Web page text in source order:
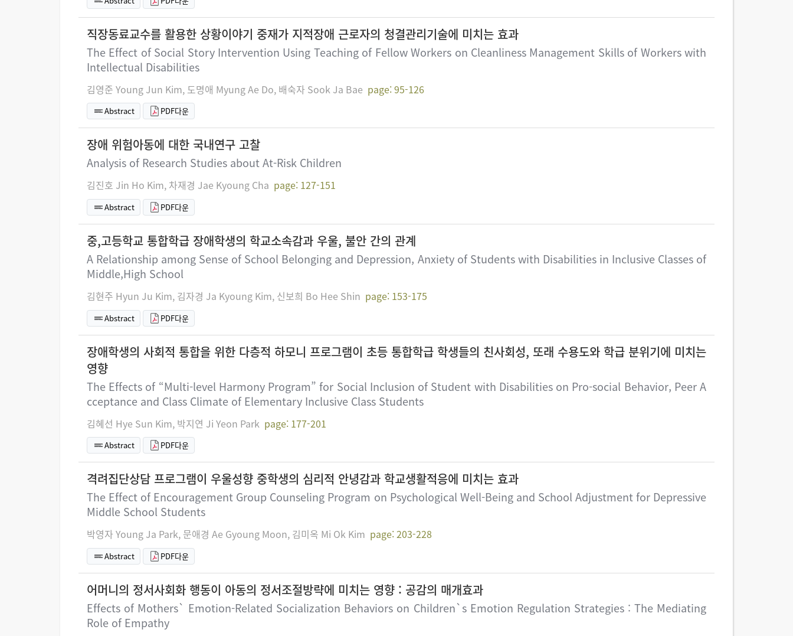
직장동료교수를 활용한 상황이야기 중재가 지적장애 근로자의 청결관리기술에 미치는 효과
The Effect of Social Story Intervention Using Teaching of Fellow Workers on Cleanliness Management Skills of Workers with
Intellectual Disabilities
김영준 Young Jun Kim, 도명애 Myung Ae Do, 배숙자 Sook Ja Bae page: 95-126
Abstract PDF다운
장애 위험아동에 대한 국내연구 고찰
Analysis of Research Studies about At-Risk Children
김진호 Jin Ho Kim, 차재경 Jae Kyoung Cha page: 127-151
Abstract PDF다운
중,고등학교 통합학급 장애학생의 학교소속감과 우울, 불안 간의 관계
A Relationship among Sense of School Belonging and Depression, Anxiety of Students with Disabilities in Inclusive Classes of
Middle,High School
김현주 Hyun Ju Kim, 김자경 Ja Kyoung Kim, 신보희 Bo Hee Shin page: 153-175
Abstract PDF다운
장애학생의 사회적 통합을 위한 다층적 하모니 프로그램이 초등 통합학급 학생들의 친사회성, 또래 수용도와 학급 분위기에 미치는
영향
The Effects of “Multi-level Harmony Program” for Social Inclusion of Student with Disabilities on Pro-social Behavior, Peer A
cceptance and Class Climate of Elementary Inclusive Class Students
김혜선 Hye Sun Kim, 박지연 Ji Yeon Park page: 177-201
Abstract PDF다운
격려집단상담 프로그램이 우울성향 중학생의 심리적 안녕감과 학교생활적응에 미치는 효과
The Effect of Encouragement Group Counseling Program on Psychological Well-Being and School Adjustment for Depressive
Middle School Students
박영자 Young Ja Park, 문애경 Ae Gyoung Moon, 김미옥 Mi Ok Kim page: 203-228
Abstract PDF다운
어머니의 정서사회화 행동이 아동의 정서조절방략에 미치는 영향 : 공감의 매개효과
Effects of Mothers` Emotion-Related Socialization Behaviors on Children`s Emotion Regulation Strategies : The Mediating
Role of Empathy